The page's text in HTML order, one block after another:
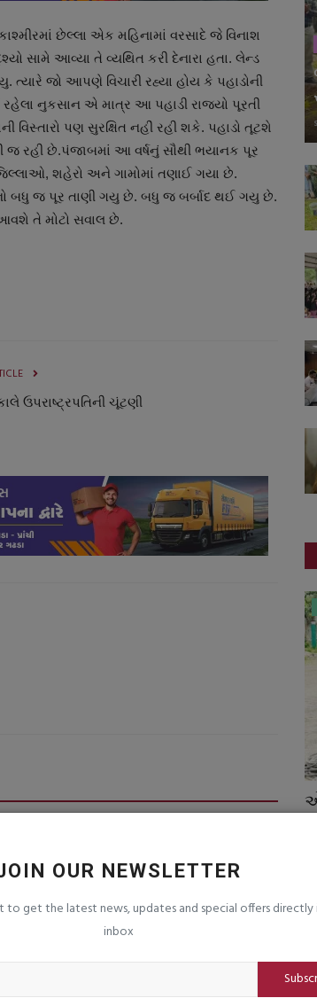
OUR NEWSLETTER
to get the latest news, updates and special offers directly
inbox
છેલ્લા એક મહિનામાં વરસાદે જે વિનાશ
સામે આવ્યા તે વ્યથિત કરી દેનારા હતા. લેન્ડ
જો આપણે વિચારી રહ્યા હોય કે પહાડોની
નુકસાન એ માત્ર આ પહાડી રાજ્યો પૂરતી
પણ સુરક્ષિત નહીં રહી શકે. પહાડો તૂટશે
રહી છે.પંજાબમાં આ વર્ષનું સૌથી ભયાનક પૂર
શહેરો અને ગામોમાં તણાઈ ગયા છે.
બધુ જ પૂર તાણી ગયુ છે. બધુ જ બર્બાદ થઈ ગયુ છે.
તે મોટો સવાલ છે.
ઉપરાષ્ટ્રપતિની ચૂંટણી
પ્રોક્સી વોરનો સહારો લઈ રહ્યું છે
તાલુકાના મેઘપુર ગામેથી ચાલાક દિપડો